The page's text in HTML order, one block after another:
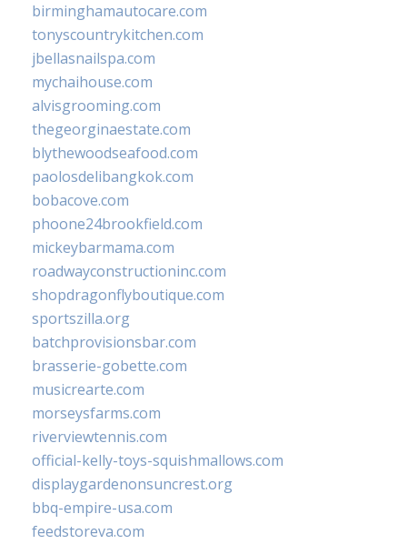
birminghamautocare.com
tonyscountrykitchen.com
jbellasnailspa.com
mychaihouse.com
alvisgrooming.com
thegeorginaestate.com
blythewoodseafood.com
paolosdelibangkok.com
bobacove.com
phoone24brookfield.com
mickeybarmama.com
roadwayconstructioninc.com
shopdragonflyboutique.com
sportszilla.org
batchprovisionsbar.com
brasserie-gobette.com
musicrearte.com
morseysfarms.com
riverviewtennis.com
official-kelly-toys-squishmallows.com
displaygardenonsuncrest.org
bbq-empire-usa.com
feedstoreva.com